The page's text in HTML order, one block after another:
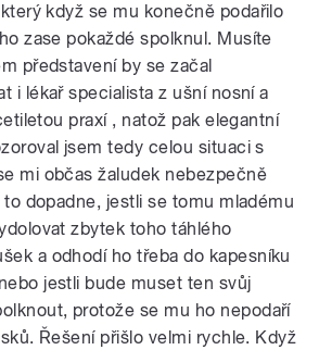
když se mu konečně podařilo
zase pokaždé spolknul. Musíte
představení by se začal
i lékař specialista z ušní nosní a
praxí , natož pak elegantní
jsem tedy celou situaci s
mi občas žaludek nebezpečně
dopadne, jestli se tomu mladému
zbytek toho táhlého
a odhodí ho třeba do kapesníku
jestli bude muset ten svůj
protože se mu ho nepodaří
Řešení přišlo velmi rychle. Když